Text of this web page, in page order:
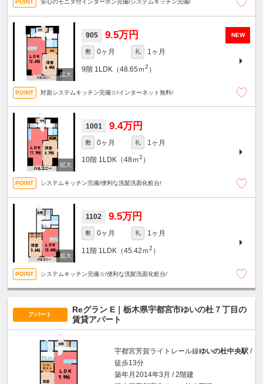
安心のモニタ付インターホン完備/システムキッチン完備/
NEW
905 9.5万円
敷 0ヶ月 礼 1ヶ月
9階 1LDK（48.65ｍ2 ）
対面システムキッチン完備☆/インターネット無料/
1001 9.4万円
敷 0ヶ月 礼 1ヶ月
10階 1LDK（48ｍ2 ）
システムキッチン完備/便利な洗髪洗面化粧台/
1102 9.5万円
敷 0ヶ月 礼 1ヶ月
11階 1LDK（45.42ｍ2 ）
システムキッチン完備☆/便利な洗髪洗面化粧台/
アパート
Reグラン E｜栃木県宇都宮市ゆいの杜７丁目の
賃貸アパート
宇都宮芳賀ライトレール線ゆいの杜中央駅 /
徒歩13分
築年月2014年3月 / 2階建